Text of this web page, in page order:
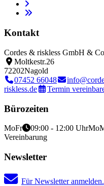
Kontakt
Cordes & riskless GmbH &
Moltkestr.26
72202Nagold
07452 66048
riskless.de
Termin
Bürozeiten
MoFr 09:00 - 12:00 UhrMo
Vereinbarung
Newsletter
Für Newsletter anmelden.